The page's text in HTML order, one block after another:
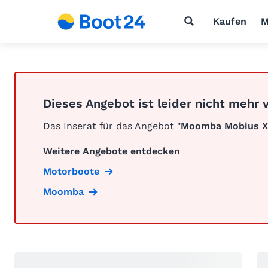
Kaufen
Dieses Angebot ist leider nicht mehr
Das Inserat für das Angebot "Moomba Mobius
Weitere Angebote entdecken
Motorboote
Moomba